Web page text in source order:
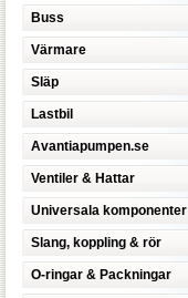
Buss
Värmare
Släp
Lastbil
Avantiapumpen.se
Ventiler & Hattar
Universala komponenter
Slang, koppling & rör
O-ringar & Packningar